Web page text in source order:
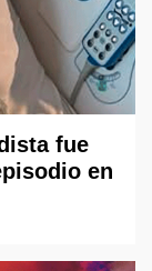
fue
en